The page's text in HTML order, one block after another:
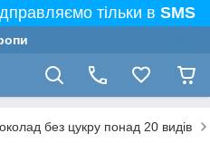
тільки в SMS
без цукру понад 20 видів